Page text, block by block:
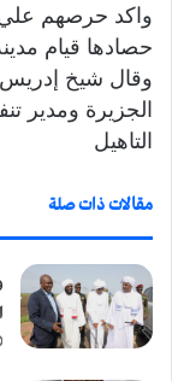
واكد حرصهم علي
حصادها قيام
وقال شيخ إدريس
الجزيرة ومدير
التاهيل
مقالات ذات صلة